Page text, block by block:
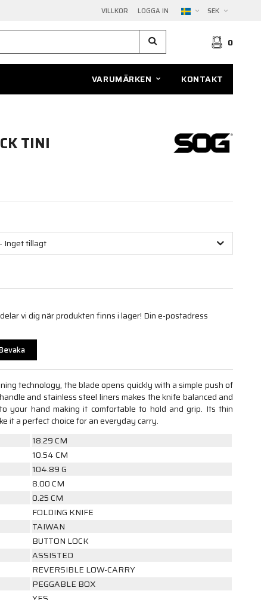
VILLKOR LOGGA IN SEK
0
VARUMÄRKEN KONTAKT
TINI
- Inget tillagt
vi dig när produkten finns i lager! Din e-postadress
technology, the blade opens quickly with a simple push of
and stainless steel liners makes the knife balanced and
your hand making it comfortable to hold and grip. Its thin
it a perfect choice for an everyday carry.
18.29 CM
10.54 CM
104.89 G
8.00 CM
0.25 CM
FOLDING KNIFE
TAIWAN
BUTTON LOCK
ASSISTED
REVERSIBLE LOW-CARRY
PEGGABLE BOX